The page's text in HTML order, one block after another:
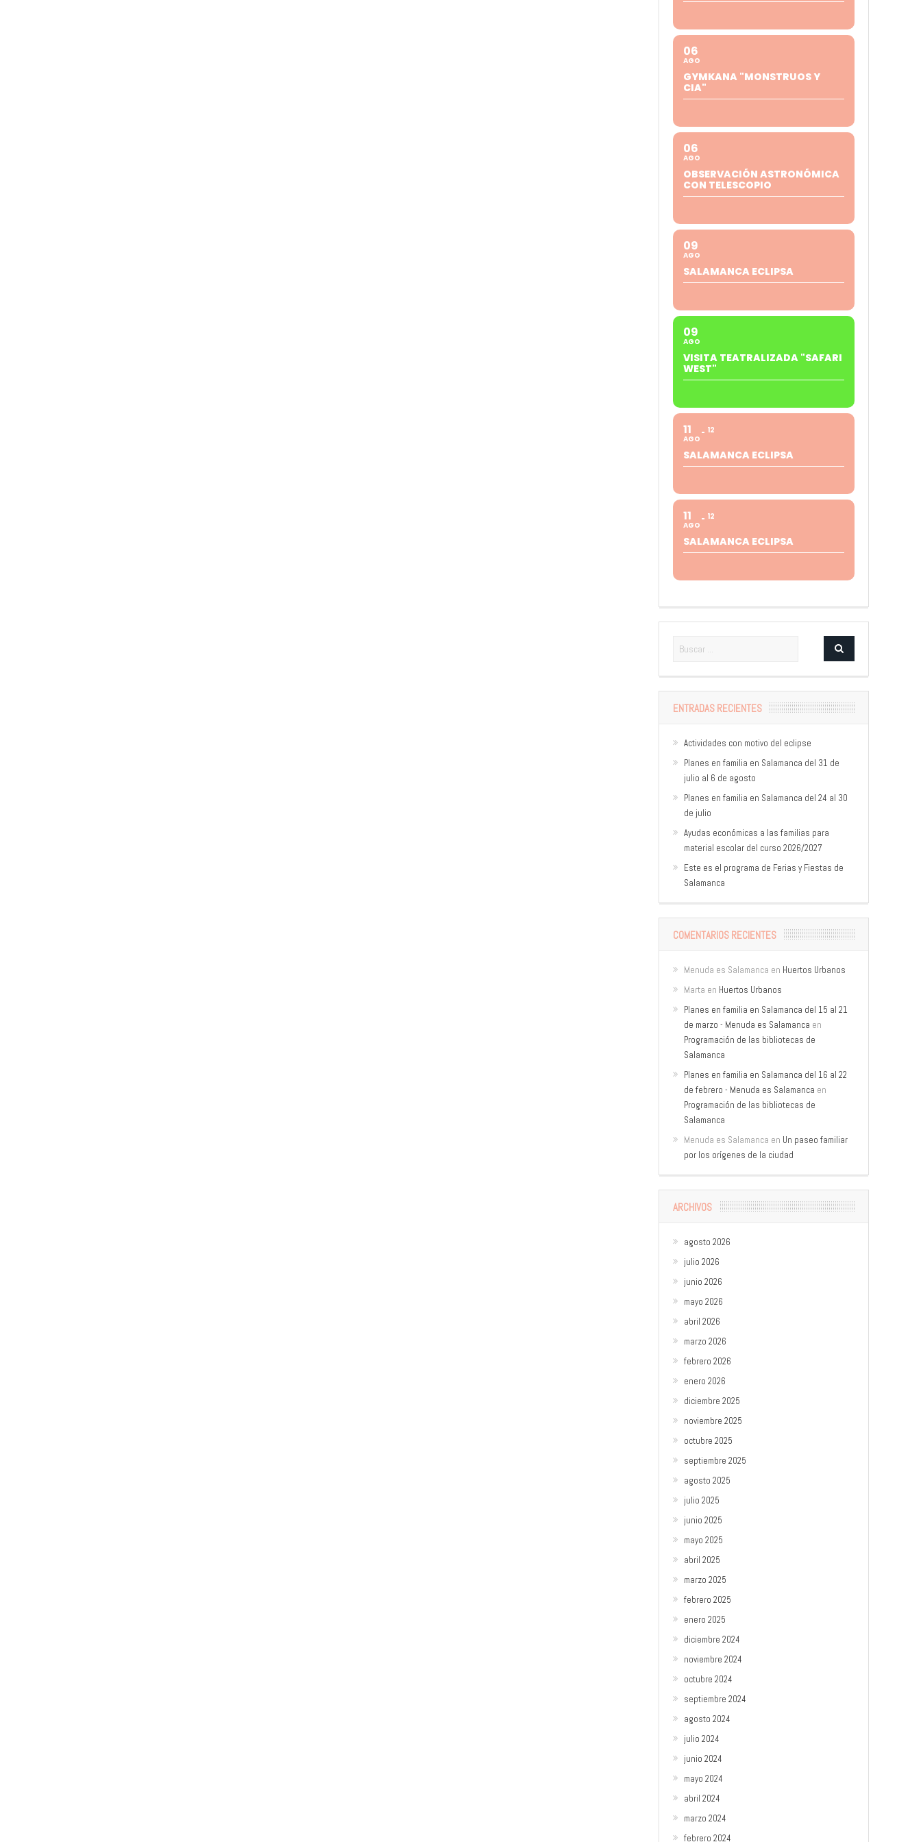
06
AGO
GYMKANA "MONSTRUOS Y
CIA"
06
AGO
OBSERVACIÓN ASTRONÓMICA
CON TELESCOPIO
09
AGO
SALAMANCA ECLIPSA
09
AGO
VISITA TEATRALIZADA "SAFARI
WEST"
11
AGO
12
SALAMANCA ECLIPSA
11
AGO
12
SALAMANCA ECLIPSA
ENTRADAS RECIENTES
Actividades con motivo del eclipse
Planes en familia en Salamanca del 31 de
julio al 6 de agosto
Planes en familia en Salamanca del 24 al 30
de julio
Ayudas económicas a las familias para
material escolar del curso 2026/2027
Este es el programa de Ferias y Fiestas de
Salamanca
COMENTARIOS RECIENTES
Menuda es Salamanca en Huertos Urbanos
Marta en Huertos Urbanos
Planes en familia en Salamanca del 15 al 21
de marzo - Menuda es Salamanca en
Programación de las bibliotecas de
Salamanca
Planes en familia en Salamanca del 16 al 22
de febrero - Menuda es Salamanca en
Programación de las bibliotecas de
Salamanca
Menuda es Salamanca en Un paseo familiar
por los orígenes de la ciudad
ARCHIVOS
agosto 2026
julio 2026
junio 2026
mayo 2026
abril 2026
marzo 2026
febrero 2026
enero 2026
diciembre 2025
noviembre 2025
octubre 2025
septiembre 2025
agosto 2025
julio 2025
junio 2025
mayo 2025
abril 2025
marzo 2025
febrero 2025
enero 2025
diciembre 2024
noviembre 2024
octubre 2024
septiembre 2024
agosto 2024
julio 2024
junio 2024
mayo 2024
abril 2024
marzo 2024
febrero 2024